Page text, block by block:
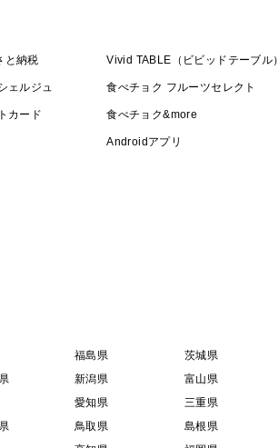
と納税 Vivid TABLE（ビビッドテーブル）
ェルジュ 食べチョク フルーツセレクト
カード 食べチョク&more
Androidアプリ
福島県
茨城県
新潟県
富山県
愛知県
三重県
鳥取県
島根県